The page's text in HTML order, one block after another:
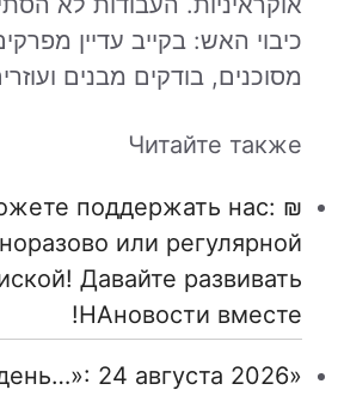
כיבוי האש: בקייב עדיין
מסוכנים, בודקים מבנים
Читайте также
поддержать нас: ₪
или регулярной
Давайте развивать
НАновости вместе!
24 августа 2026